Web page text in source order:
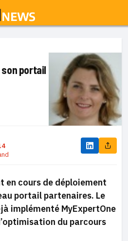
son portail
en cours de déploiement
portail partenaires. Le
implémenté MyExpertOne
du parcours